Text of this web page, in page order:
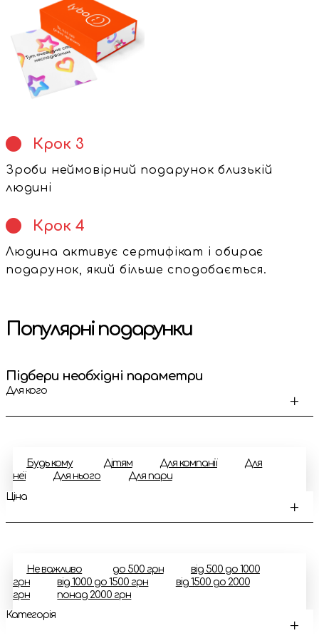
Про нас
Оплата і доставка
Співпраця
Контакти
Крок 3
Зроби неймовірний подарунок близькій
людині
Крок 4
Людина активує сертифікат і обирає
подарунок, який більше сподобається.
Популярні подарунки
Підбери необхідні параметри
Для кого
Будь кому Дітям Для компанії
Для
неї
Для нього
Для пари
Ціна
Не важливо до 500 грн
вiд 500 до 1000
грн
вiд 1000 до 1500 грн
вiд 1500 до 2000
грн
понад 2000 грн
Категорiя